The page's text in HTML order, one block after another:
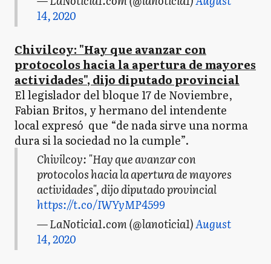
14, 2020
Chivilcoy: "Hay que avanzar con
protocolos hacia la apertura de mayores
actividades", dijo diputado provincial
El legislador del bloque 17 de Noviembre,
Fabian Britos, y hermano del intendente
local expresó que “de nada sirve una norma
dura si la sociedad no la cumple”.
Chivilcoy: "Hay que avanzar con
protocolos hacia la apertura de mayores
actividades", dijo diputado provincial
https://t.co/IWYyMP4599
— LaNoticia1.com (@lanoticia1)August
14, 2020